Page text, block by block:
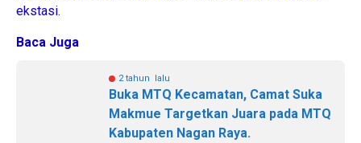
ekstasi.
Baca Juga
2 tahun lalu
Buka MTQ Kecamatan, Camat Suka
Makmue Targetkan Juara pada MTQ
Kabupaten Nagan Raya.